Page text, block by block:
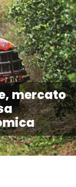
mercato